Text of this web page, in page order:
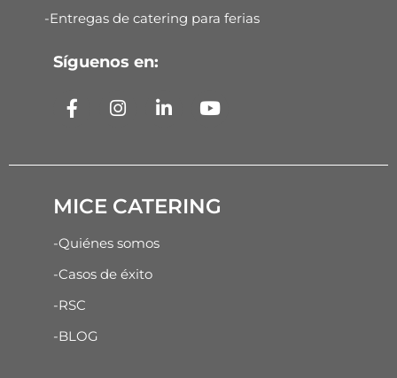
-Entregas de catering para ferias
Síguenos en:
MICE CATERING
-Quiénes somos
-Casos de éxito
-RSC
-BLOG